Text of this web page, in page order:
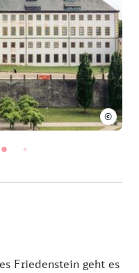
den Haupt- und
Einbezogen sind
und
Rokoko und
herzogliche
prachtvollen
über 350-jährigen
Werke,
©
Friedenstein geht es